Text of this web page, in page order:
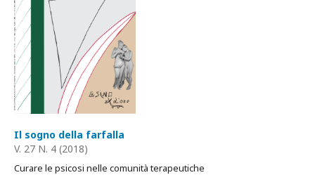
Il sogno della farfalla
V. 27 N. 4 (2018)
Curare le psicosi nelle comunità terapeutiche